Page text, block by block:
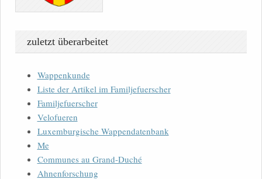
zuletzt überarbeitet
Wappenkunde
Liste der Artikel im Familjefuerscher
Familjefuerscher
Velofueren
Luxemburgische Wappendatenbank
Me
Communes au Grand-Duché
Ahnenforschung